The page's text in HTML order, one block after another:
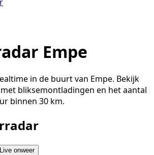
Empe
in de buurt van Empe. Bekijk
bliksemontladingen en het aantal
binnen 30 km.
Live onweer